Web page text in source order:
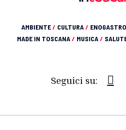
AMBIENTE/ CULTURA/
MADE IN TOSCANA/ MUSICA/
Seguici su: